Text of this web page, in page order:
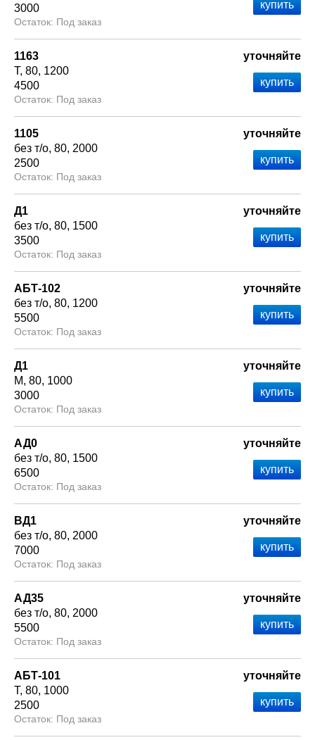
3000
Под заказ
1163
Т 80 1200
4500
Под заказ
уточняйте
1105
без т/о 80 2000
2500
Под заказ
уточняйте
Д1
без т/о 80 1500
3500
Под заказ
уточняйте
АБТ-102
без т/о 80 1200
5500
Под заказ
уточняйте
Д1
М 80 1000
3000
Под заказ
уточняйте
АД0
без т/о 80 1500
6500
Под заказ
уточняйте
ВД1
без т/о 80 2000
7000
Под заказ
уточняйте
АД35
без т/о 80 2000
5500
Под заказ
уточняйте
АБТ-101
Т 80 1000
2500
Под заказ
уточняйте